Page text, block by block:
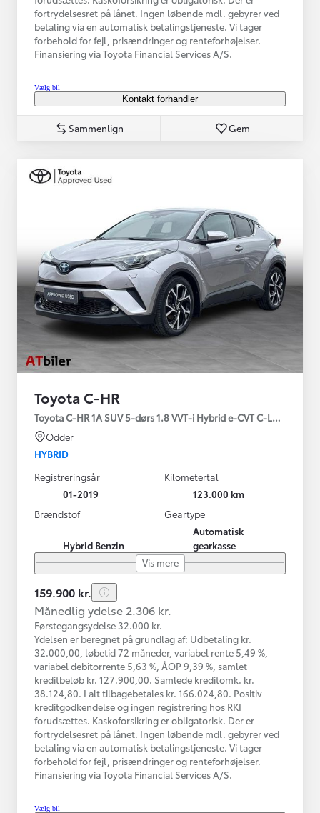
fortrydelsesret på lånet. Ingen løbende mdl. gebyrer ved
betaling via en automatisk betalingstjeneste. Vi tager
forbehold for fejl, prisændringer og renteforhøjelser.
Finansiering via Toyota Financial Services A/S.
Vælg bil
Kontakt forhandler
Sammenlign Gem
Toyota C-HR
Toyota C-HR 1A SUV 5-dørs 1.8 VVT-i Hybrid e-CVT C-LUB -
Odder
HYBRID
Registreringsår
01-2019
Kilometertal
123.000 km
Brændstof
Hybrid Benzin
Geartype
Automatisk
gearkasse
Vis mere
159.900 kr.
Månedlig ydelse 2.306 kr.
Førstegangsydelse 32.000 kr.
Ydelsen er beregnet på grundlag af: Udbetaling kr.
32.000,00, løbetid 72 måneder, variabel rente 5,49 %,
variabel debitorrente 5,63 %, ÅOP 9,39 %, samlet
kreditbeløb kr. 127.900,00. Samlede kreditomk. kr.
38.124,80. I alt tilbagebetales kr. 166.024,80. Positiv
kreditgodkendelse og ingen registrering hos RKI
forudsættes. Kaskoforsikring er obligatorisk. Der er
fortrydelsesret på lånet. Ingen løbende mdl. gebyrer ved
betaling via en automatisk betalingstjeneste. Vi tager
forbehold for fejl, prisændringer og renteforhøjelser.
Finansiering via Toyota Financial Services A/S.
Vælg bil